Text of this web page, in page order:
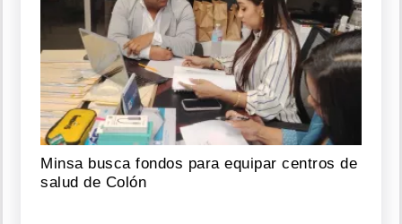
Minsa busca fondos para equipar centros de
salud de Colón